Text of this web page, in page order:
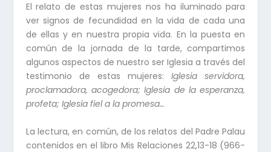
El relato de estas mujeres nos ha iluminado para
ver signos de fecundidad en la vida de cada una
de ellas y en nuestra propia vida. En la puesta en
común de la jornada de la tarde, compartimos
algunos aspectos de nuestro ser Iglesia a través del
testimonio de estas mujeres:Iglesia servidora,
proclamadora, acogedora; Iglesia de la esperanza,
profeta; Iglesia fiel a la promesa…
La lectura, en común, de los relatos del Padre Palau
contenidos en el libro Mis Relaciones 22,13-18 (966-